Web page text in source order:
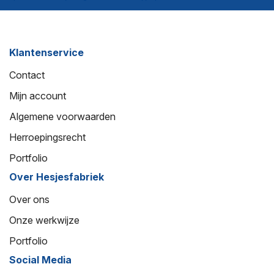
Klantenservice
Contact
Mijn account
Algemene voorwaarden
Herroepingsrecht
Portfolio
Over Hesjesfabriek
Over ons
Onze werkwijze
Portfolio
Social Media